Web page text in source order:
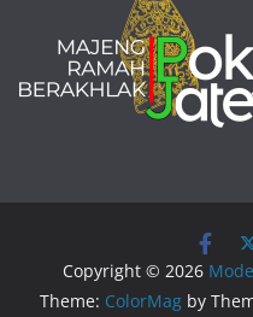
Copyright © 2026
Theme: ColorMag by